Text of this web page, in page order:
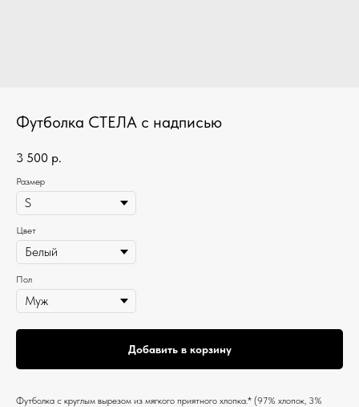
Футболка СТЕЛА с надписью
3 500 р.
Размер
Цвет
Пол
Добавить в корзину
Футболка c круглым вырезом из мягкого приятного хлопка.* (97% хлопок, 3%